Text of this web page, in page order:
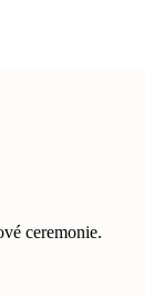
ceremonie.